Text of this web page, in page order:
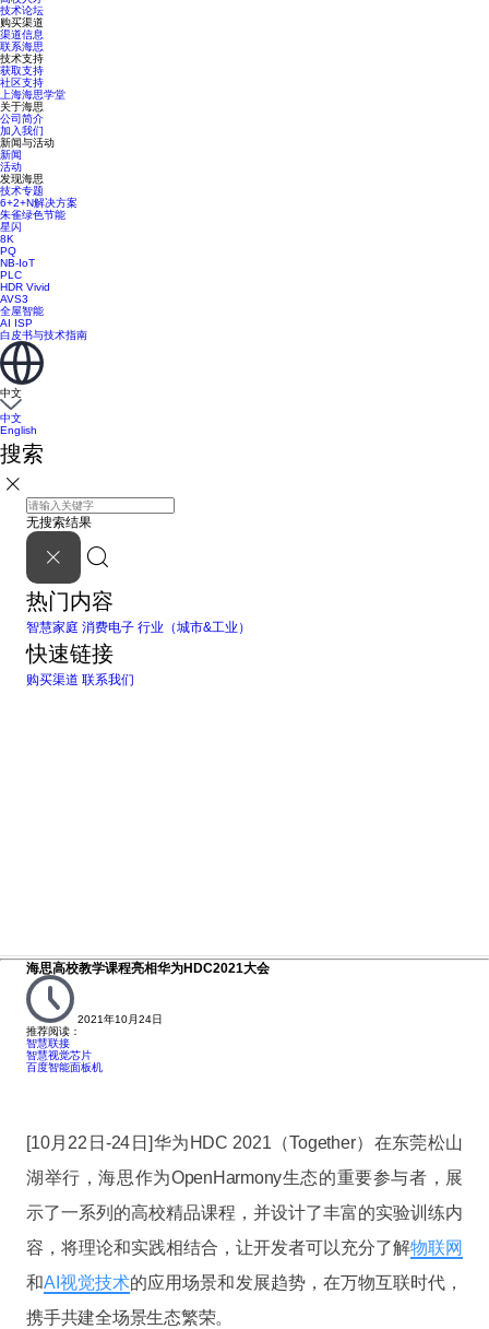
技术论坛
购买渠道
渠道信息
联系海思
技术支持
获取支持
社区支持
上海海思学堂
关于海思
公司简介
加入我们
新闻与活动
新闻
活动
发现海思
技术专题
6+2+N解决方案
朱雀绿色节能
星闪
8K
PQ
NB-IoT
PLC
HDR Vivid
AVS3
全屋智能
AI ISP
白皮书与技术指南
中文
中文
English
搜索
无搜索结果
热门内容
智慧家庭 消费电子 行业（城市&工业）
快速链接
购买渠道 联系我们
海思高校教学课程亮相华为HDC2021大会
2021年10月24日
推荐阅读：
智慧联接
智慧视觉芯片
百度智能面板机
[10月22日-24日]华为HDC 2021（Together）在东莞松山
湖举行，海思作为OpenHarmony生态的重要参与者，展
示了一系列的高校精品课程，并设计了丰富的实验训练内
容，将理论和实践相结合，让开发者可以充分了解物联网
和AI视觉技术的应用场景和发展趋势，在万物互联时代，
携手共建全场景生态繁荣。